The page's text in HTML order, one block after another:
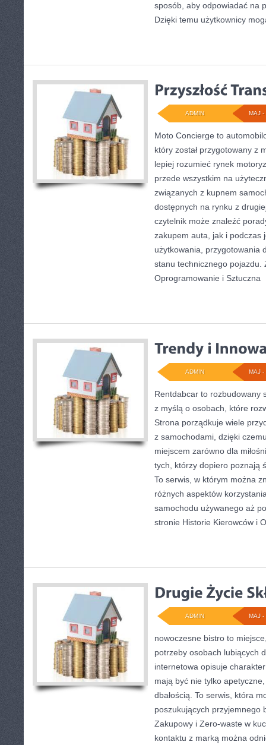
sposób, aby odpowiadać na
Dzięki temu użytkownicy
MAJ -
ADMIN
Moto Concierge to
który został przygotowany z
lepiej rozumieć rynek
przede wszystkim na
związanych z kupnem
dostępnych na rynku z
czytelnik może znaleźć
zakupem auta, jak i podczas
użytkowania, przygotowania
stanu technicznego pojazdu.
Oprogramowanie i Sztuczna
MAJ -
ADMIN
Rentdabcar to rozbudowany
z myślą o osobach, które
Strona porządkuje wiele
z samochodami, dzięki
miejscem zarówno dla
tych, którzy dopiero poznają
To serwis, w którym można
różnych aspektów
samochodu używanego aż
stronie Historie Kierowców i
MAJ -
ADMIN
nowoczesne bistro to
potrzeby osobach lubiących
internetowa opisuje
mają być nie tylko
dbałością. To serwis, która
poszukujących przyjemnego
Zakupowy i Zero-waste w
kontaktu z marką można